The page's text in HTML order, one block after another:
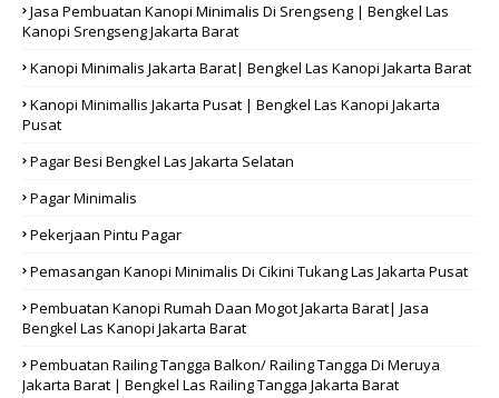
Jasa Pembuatan Kanopi Minimalis Di Srengseng | Bengkel Las
Kanopi Srengseng Jakarta Barat
Kanopi Minimalis Jakarta Barat| Bengkel Las Kanopi Jakarta Barat
Kanopi Minimallis Jakarta Pusat | Bengkel Las Kanopi Jakarta
Pusat
Pagar Besi Bengkel Las Jakarta Selatan
Pagar Minimalis
Pekerjaan Pintu Pagar
Pemasangan Kanopi Minimalis Di Cikini Tukang Las Jakarta Pusat
Pembuatan Kanopi Rumah Daan Mogot Jakarta Barat| Jasa
Bengkel Las Kanopi Jakarta Barat
Pembuatan Railing Tangga Balkon/ Railing Tangga Di Meruya
Jakarta Barat | Bengkel Las Railing Tangga Jakarta Barat